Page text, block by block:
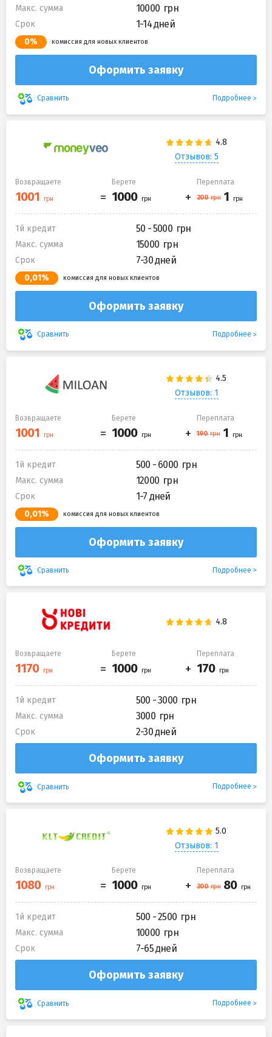
Макс. сумма 10000
Срок 1-14 дней
0% комиссия для новых клиентов
Оформить заявку
Сравнить Подробнее
Отзывов: 5
Возвращаете Берете Переплата
1й кредит 50 - 5000
Макс. сумма 15000
Срок 7-30 дней
0,01% комиссия для новых клиентов
Оформить заявку
Сравнить Подробнее
Отзывов: 1
Возвращаете Берете Переплата
1й кредит 500 - 6000
Макс. сумма 12000
Срок 1-7 дней
0,01% комиссия для новых клиентов
Оформить заявку
Сравнить Подробнее
Возвращаете Берете Переплата
1й кредит 500 - 3000
Макс. сумма 3000
Срок 2-30 дней
Оформить заявку
Сравнить Подробнее
Отзывов: 1
Возвращаете Берете Переплата
1й кредит 500 - 2500
Макс. сумма 10000
Срок 7-65 дней
Оформить заявку
Сравнить Подробнее